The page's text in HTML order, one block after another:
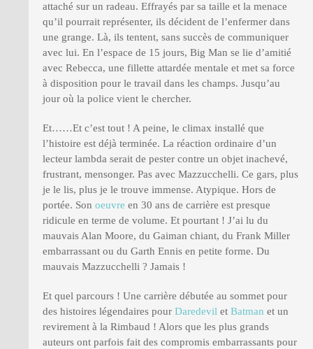
attaché sur un radeau. Effrayés par sa taille et la menace
qu’il pourrait représenter, ils décident de l’enfermer dans
une grange. Là, ils tentent, sans succès de communiquer
avec lui. En l’espace de 15 jours, Big Man se lie d’amitié
avec Rebecca, une fillette attardée mentale et met sa force
à disposition pour le travail dans les champs. Jusqu’au
jour où la police vient le chercher.
Et……Et c’est tout ! A peine, le climax installé que
l’histoire est déjà terminée. La réaction ordinaire d’un
lecteur lambda serait de pester contre un objet inachevé,
frustrant, mensonger. Pas avec Mazzucchelli. Ce gars, plus
je le lis, plus je le trouve immense. Atypique. Hors de
portée. Son oeuvre en 30 ans de carrière est presque
ridicule en terme de volume. Et pourtant ! J’ai lu du
mauvais Alan Moore, du Gaiman chiant, du Frank Miller
embarrassant ou du Garth Ennis en petite forme. Du
mauvais Mazzucchelli ? Jamais !
Et quel parcours ! Une carrière débutée au sommet pour
des histoires légendaires pour Daredevil et Batman et un
revirement à la Rimbaud ! Alors que les plus grands
auteurs ont parfois fait des compromis embarrassants pour